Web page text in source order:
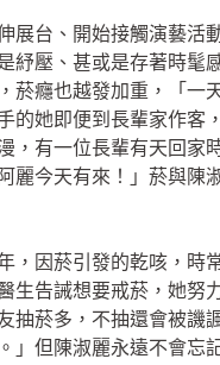
展台、開始接觸演藝活
紓壓、甚或是存著時髦
菸癮也越發加重，「一
的她即便到長輩家作客
，有一位長輩有天回家
麗今天有來！」菸與陳
，因菸引發的乾咳，時
生告誡想要戒菸，她努
抽菸多，不抽還會被譏
」但陳淑麗永遠不會忘